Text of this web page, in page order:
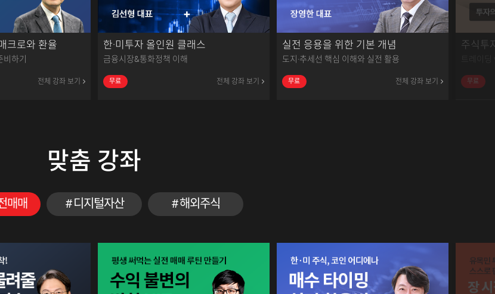
크로와 환율
하기
전체 강좌 보기
한·미투자 올인원 클래스
금융시장&통화정책 이해
전체 강좌 보기
실전 응용을 위한 기본 개념
도지·추세선 핵심 이해와 실전 활용
전체 강좌 보기
주식투
맞춤 강좌
매매 디지털자산 해외주식